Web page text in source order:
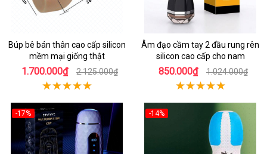
Búp bê bán thân cao cấp silicon
mềm mại giống thật
1.700.000₫ 2.125.000₫
Âm đạo cầm tay 2 đầu rung rên
silicon cao cấp cho nam
850.000₫ 1.024.000₫
-17% -14%